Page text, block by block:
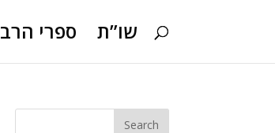
ספרי הרב שו”ת